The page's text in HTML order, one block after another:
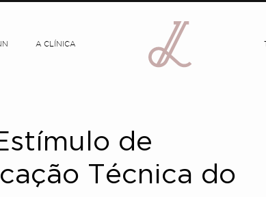
A CLÍNICA
de
Técnica do